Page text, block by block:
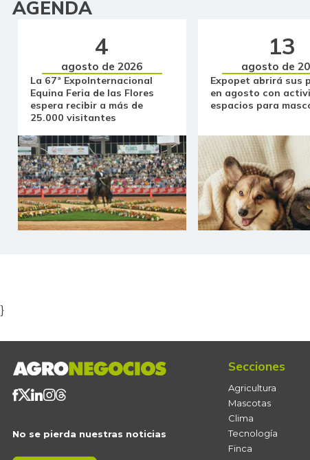
AGENDA
4
agosto de 2026
La 67ª ExpoInternacional
Equina Feria de las Flores
espera recibir a más de
25.000 visitantes
13
agosto de
Expopet abrirá sus
en agosto con
espacios para
}
No se pierda nuestras noticias
Secciones
Agricultura
Mascotas
Clima
Tecnología
Finca